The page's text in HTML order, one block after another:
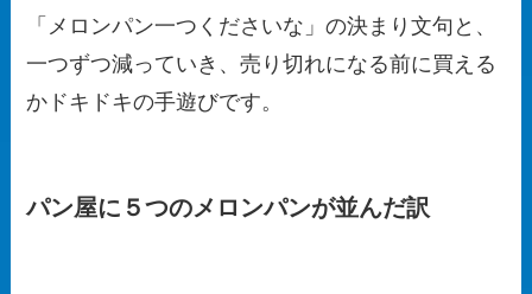
「メロンパン一つくださいな」の決まり文句と、
一つずつ減っていき、売り切れになる前に買える
かドキドキの手遊びです。
パン屋に５つのメロンパンが並んだ訳